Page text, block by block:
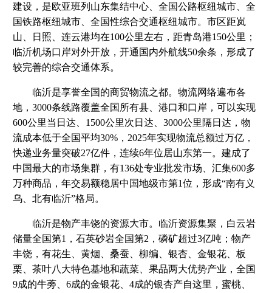
建设，是欧亚班列山东集结中心、全国公路枢纽城市、全
国铁路枢纽城市、全国性综合交通枢纽城市。市区距岚
山、日照、连云港均在100公里左右，距青岛港150公里；
临沂机场口岸对外开放，开通国内外航线50余条，形成了
较完善的综合交通体系。
临沂是享誉全国的商贸物流之都。物流网络遍布各
地，3000条线路覆盖全国所有县、港口和口岸，可以实现
600公里当日达、1500公里次日达、3000公里隔日达，物
流成本低于全国平均30%，2025年实现物流总额过万亿，
快递业务量突破27亿件，连续6年位居山东第一。建成了
中国最大的市场集群，有136处专业批发市场、汇集600多
万种商品，年交易额稳居中国地级市第1位，形成“南有义
乌、北有临沂”格局。
临沂是物产丰饶的资源大市。临沂资源集聚，白云岩
储量全国第1，石英砂岩全国第2，磷矿超过3亿吨；物产
丰饶，有花生、黄烟、桑蚕、柳编、银杏、金银花、板
栗、茶叶八大特色基地和蔬菜、果品两大优势产业，全国
9成的牛蒡、6成的金银花、4成的银杏产自这里，蜜桃、